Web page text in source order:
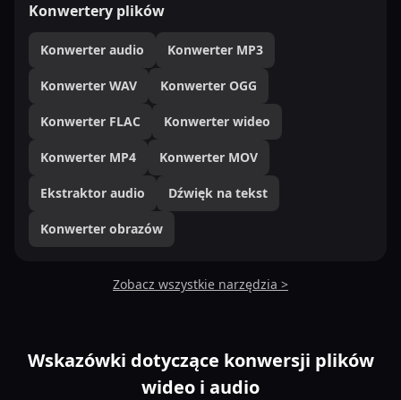
Konwertery plików
Konwerter audio Konwerter MP3
Konwerter WAV Konwerter OGG
Konwerter FLAC Konwerter wideo
Konwerter MP4 Konwerter MOV
Ekstraktor audio Dźwięk na tekst
Konwerter obrazów
Zobacz wszystkie narzędzia >
Wskazówki dotyczące konwersji plików
wideo i audio